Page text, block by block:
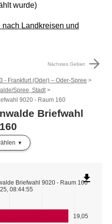
wurde)
Landkreisen und
Nächstes Gebiet arrow_forward
- Frankfurt (Oder) – Oder-Spree
Spree, Stadt
9020 - Raum 160
Briefwahl
19,05
Briefwahl 9020 - Raum 160
08:44:55
file_download